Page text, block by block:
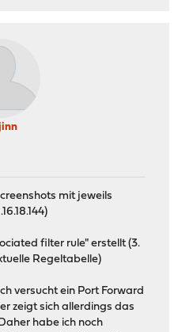
mit jeweils
filter rule" erstellt (3.
Regeltabelle)
versucht ein Port Forward
zeigt sich allerdings das
habe ich noch